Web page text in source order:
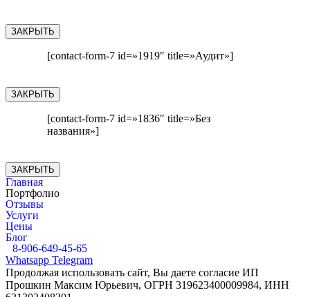
ЗАКРЫТЬ
[contact-form-7 id=»1919″ title=»Аудит»]
ЗАКРЫТЬ
[contact-form-7 id=»1836″ title=»Без
названия»]
ЗАКРЫТЬ
Главная
Портфолио
Отзывы
Услуги
Цены
Блог
8-906-649-45-65
Whatsapp Telegram
Продолжая использовать сайт, Вы даете согласие ИП
Прошкин Максим Юрьевич, ОГРН 319623400009984, ИНН